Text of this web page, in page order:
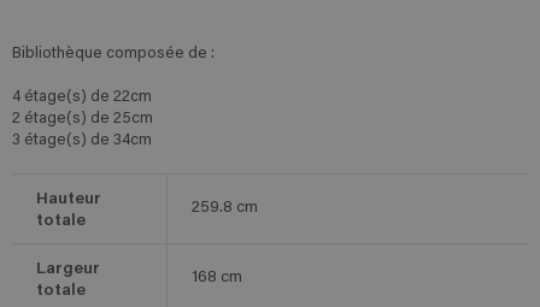
Bibliothèque composée de :
4 étage(s) de 22cm
2 étage(s) de 25cm
3 étage(s) de 34cm
Hauteur
totale
259.8 cm
Largeur
totale
168 cm